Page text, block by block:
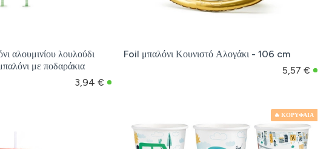
αλουμινίου λουλούδι
με ποδαράκια
3,94 €
Foil μπαλόνι Κουνιστό Αλογάκι - 106 cm
5,57 €
🔥 ΚΟΡΥΦΑΙΑ